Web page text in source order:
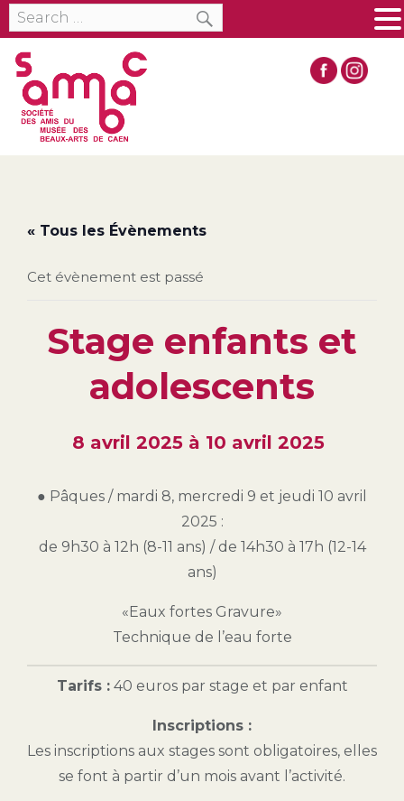
Search
for:
SEARCH
« Tous les Évènements
Cet évènement est passé
Stage enfants et
adolescents
8 avril 2025 à 10 avril 2025
● Pâques / mardi 8, mercredi 9 et jeudi 10 avril
2025 :
de 9h30 à 12h (8-11 ans) / de 14h30 à 17h (12-14
ans)
«Eaux fortes Gravure»
Technique de l’eau forte
Tarifs :40 euros par stage et par enfant
Inscriptions :
Les inscriptions aux stages sont obligatoires, elles
se font à partir d’un mois avant l’activité.
MENU